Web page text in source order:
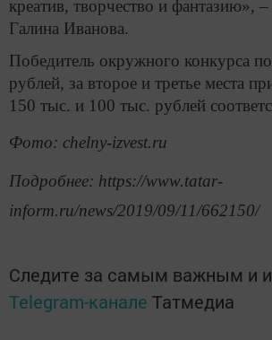
креатив, творчество и фантазию»,
Галина Иванова.
Победитель окружного конкурса
рублей, за второе и третье места
150 тыс. и 100 тыс. рублей
Фото: chelny-izvest.ru
Подробнее: https://www.tatar-
inform.ru/news/2019/09/11/662150/
Следите за самым важным и
Telegram-канале Татмедиа